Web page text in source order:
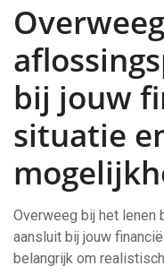
bij jouw
situatie
Overweeg bij het lenen
aansluit bij jouw
belangrijk om